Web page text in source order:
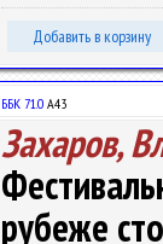
Добавить в корзину
ББК 71.0 А43
Захаров,
рубеже